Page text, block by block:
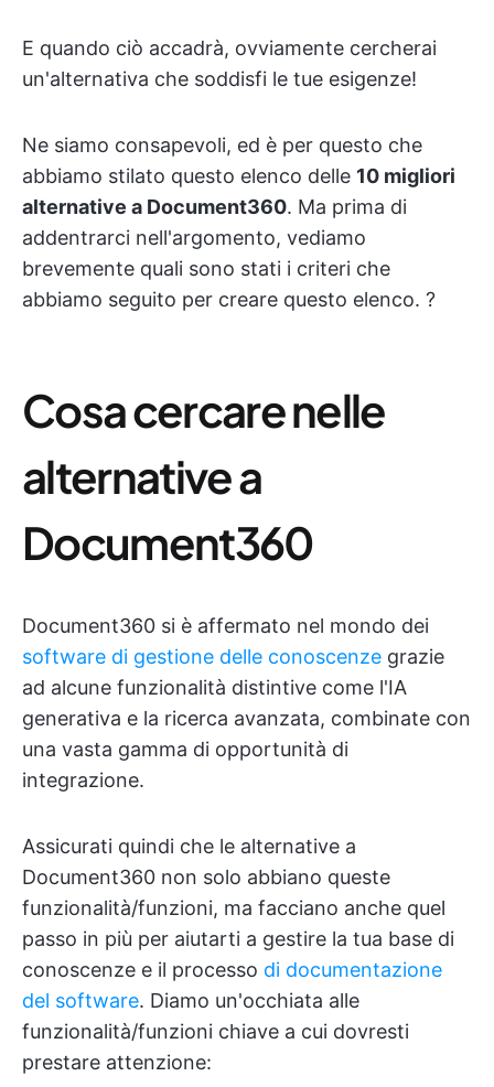
E quando ciò accadrà, ovviamente cercherai
un'alternativa che soddisfi le tue esigenze!
Ne siamo consapevoli, ed è per questo che
abbiamo stilato questo elenco delle 10 migliori
alternative a Document360. Ma prima di
addentrarci nell'argomento, vediamo
brevemente quali sono stati i criteri che
abbiamo seguito per creare questo elenco. ?
Cosa cercare nelle
alternative a
Document360
Document360 si è affermato nel mondo dei
software di gestione delle conoscenze grazie
ad alcune funzionalità distintive come l'IA
generativa e la ricerca avanzata, combinate con
una vasta gamma di opportunità di
integrazione.
Assicurati quindi che le alternative a
Document360 non solo abbiano queste
funzionalità/funzioni, ma facciano anche quel
passo in più per aiutarti a gestire la tua base di
conoscenze e il processo di documentazione
del software. Diamo un'occhiata alle
funzionalità/funzioni chiave a cui dovresti
prestare attenzione: